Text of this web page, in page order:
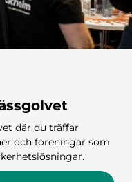
där du träffar
och föreningar som